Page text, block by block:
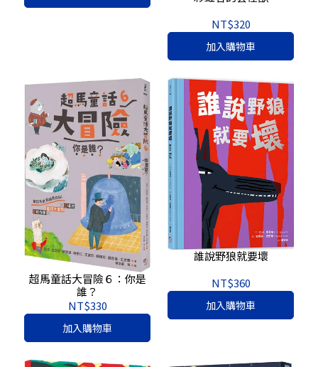
NT$320
加入購物車
超馬童話大冒險６：你是
誰？
NT$330
加入購物車
誰說野狼就要壞
NT$360
加入購物車